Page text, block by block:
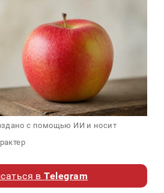
с помощью ИИ и носит
вTelegram